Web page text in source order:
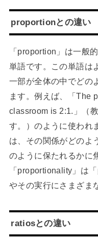
proportionとの違い
「proportion」は一般
単語です。この単語は
一部が全体の中でどの
ます。例えば、「The
classroom is 2:1.」（
す。）のように使われ
は、その関係がどのよ
のように保たれるかに
「proportionality」は
やその実行にさまざま
ratiosとの違い